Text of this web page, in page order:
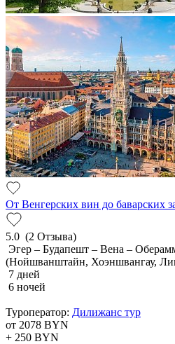
От Венгерских вин до баварских
5.0 (2 Отзыва)
Эгер – Будапешт – Вена –
(Нойшванштайн, Хоэншвангау,
7 дней
6 ночей
Туроператор: Дилижанс тур
от 2078 BYN
+ 250 BYN